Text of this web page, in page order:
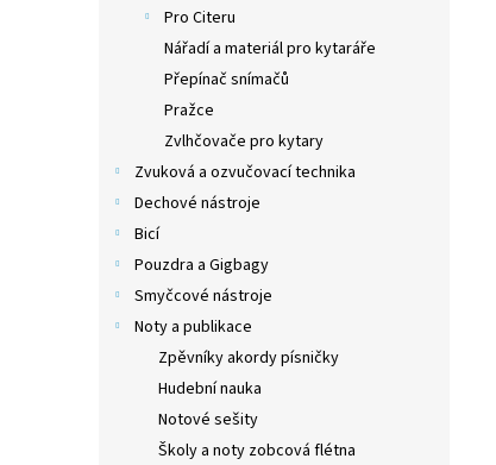
Pro Citeru
Nářadí a materiál pro kytaráře
Přepínač snímačů
Pražce
Zvlhčovače pro kytary
Zvuková a ozvučovací technika
Dechové nástroje
Bicí
Pouzdra a Gigbagy
Smyčcové nástroje
Noty a publikace
Zpěvníky akordy písničky
Hudební nauka
Notové sešity
Školy a noty zobcová flétna